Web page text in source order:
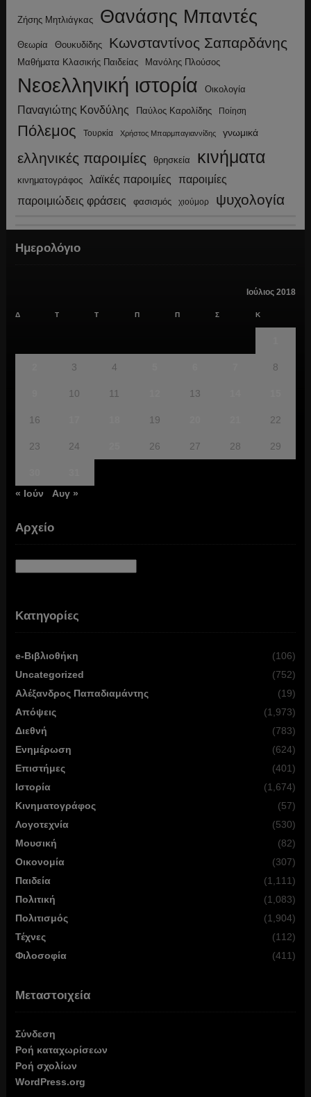
Ζήσης Μητλιάγκας Θανάσης Μπαντές
Θεωρία Θουκυδίδης Κωνσταντίνος Σαπαρδάνης
Μαθήματα Κλασικής Παιδείας Μανόλης Πλούσος
Νεοελληνική ιστορία Οικολογία
Παναγιώτης Κονδύλης Παύλος Καρολίδης Ποίηση
Πόλεμος Τουρκία Χρήστος Μπαρμπαγιαννίδης γνωμικά
ελληνικές παροιμίες θρησκεία κινήματα
κινηματογράφος λαϊκές παροιμίες παροιμίες
παροιμιώδεις φράσεις φασισμός χιούμορ ψυχολογία
Ημερολόγιο
Ιούλιος 2018
Δ Τ Τ Π Π Σ Κ
3 4 8
10 11 13
16 19 22
23 24 26 27 28 29
« Ιούν
Αυγ »
Αρχείο
Κατηγορίες
e-Βιβλιοθήκη
(106)
Uncategorized
(752)
Αλέξανδρος Παπαδιαμάντης
(19)
Απόψεις
(1,973)
Διεθνή
(783)
Ενημέρωση
(624)
Επιστήμες
(401)
Ιστορία
(1,674)
Κινηματογράφος
(57)
Λογοτεχνία
(530)
Μουσική
(82)
Οικονομία
(307)
Παιδεία
(1,111)
Πολιτική
(1,083)
Πολιτισμός
(1,904)
Τέχνες
(112)
Φιλοσοφία
(411)
Μεταστοιχεία
Σύνδεση
Ροή καταχωρίσεων
Ροή σχολίων
WordPress.org